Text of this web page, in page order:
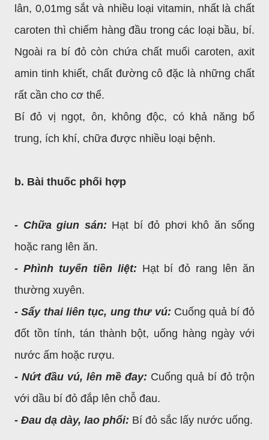
lân, 0,01mg sắt và nhiều loại vitamin, nhất là chất
caroten thì chiếm hàng đầu trong các loại bầu, bí.
Ngoài ra bí đỏ còn chứa chất muối caroten, axit
amin tinh khiết, chất đường cô đặc là những chất
rất cần cho cơ thể.
Bí đỏ vị ngọt, ôn, không độc, có khả năng bổ
trung, ích khí, chữa được nhiều loại bệnh.
b. Bài thuốc phối hợp
- Chữa giun sán: Hạt bí đỏ phơi khô ăn sống
hoặc rang lên ăn.
- Phình tuyến tiền liệt: Hạt bí đỏ rang lên ăn
thường xuyên.
- Sẩy thai liên tục, ung thư vú: Cuống quả bí đỏ
đốt tồn tính, tán thành bột, uống hàng ngày với
nước ấm hoặc rượu.
- Nứt đầu vú, lên mề đay: Cuống quả bí đỏ trộn
với dầu bí đỏ đắp lên chỗ đau.
- Đau dạ dày, lao phổi: Bí đỏ sắc lấy nước uống.